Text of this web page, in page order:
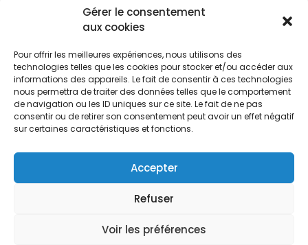
Gérer le consentement
aux cookies
Pour offrir les meilleures expériences, nous utilisons des
technologies telles que les cookies pour stocker et/ou accéder aux
informations des appareils. Le fait de consentir à ces technologies
nous permettra de traiter des données telles que le comportement
de navigation ou les ID uniques sur ce site. Le fait de ne pas
consentir ou de retirer son consentement peut avoir un effet négatif
sur certaines caractéristiques et fonctions.
Accepter
Refuser
Voir les préférences
Nous joindre
Tél. 450 546-2703
Restez informés
Abonnez-vous aux alertes municipales
Je m'abonne